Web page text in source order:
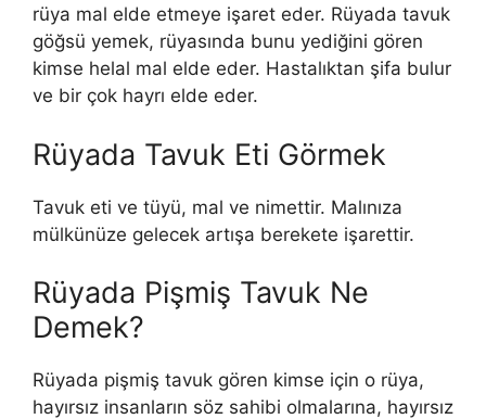
rüya mal elde etmeye işaret eder. Rüyada tavuk
göğsü yemek, rüyasında bunu yediğini gören
kimse helal mal elde eder. Hastalıktan şifa bulur
ve bir çok hayrı elde eder.
Rüyada Tavuk Eti Görmek
Tavuk eti ve tüyü, mal ve nimettir. Malınıza
mülkünüze gelecek artışa berekete işarettir.
Rüyada Pişmiş Tavuk Ne
Demek?
Rüyada pişmiş tavuk gören kimse için o rüya,
hayırsız insanların söz sahibi olmalarına, hayırsız